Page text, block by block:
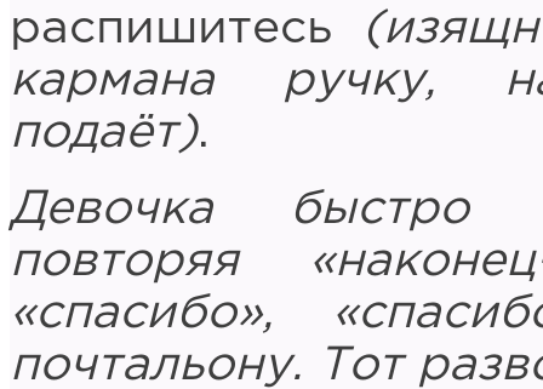
распишитесь
кармана ручку,
подаёт).
Девочка быстро
повторяя
«спасибо»,
почтальону. Тот